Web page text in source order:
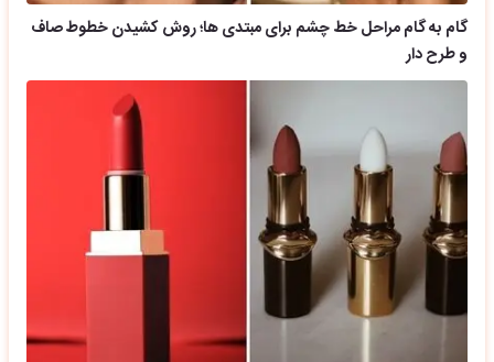
گام به گام مراحل خط چشم برای مبتدی ها؛ روش کشیدن خطوط صاف
و طرح دار